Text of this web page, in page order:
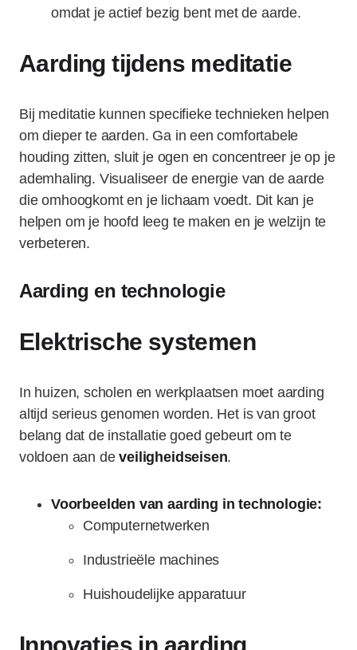
omdat je actief bezig bent met de aarde.
Aarding tijdens meditatie
Bij meditatie kunnen specifieke technieken helpen
om dieper te aarden. Ga in een comfortabele
houding zitten, sluit je ogen en concentreer je op je
ademhaling. Visualiseer de energie van de aarde
die omhoogkomt en je lichaam voedt. Dit kan je
helpen om je hoofd leeg te maken en je welzijn te
verbeteren.
Aarding en technologie
Elektrische systemen
In huizen, scholen en werkplaatsen moet aarding
altijd serieus genomen worden. Het is van groot
belang dat de installatie goed gebeurt om te
voldoen aan deveiligheidseisen.
Voorbeelden van aarding in technologie:
Computernetwerken
Industrieële machines
Huishoudelijke apparatuur